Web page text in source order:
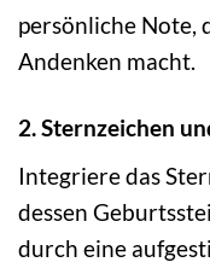
persönliche Note,
Andenken macht.
2. Sternzeichen
Integriere das
dessen
durch eine